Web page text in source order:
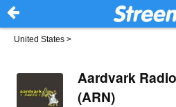
United States >
Aardvark
(ARN)